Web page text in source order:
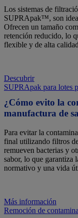
Los sistemas de
SUPRApak™, son
Ofrecen un tamaño
retención reducido, lo
flexible y de alta calidad
Descubrir
SUPRApak para lotes
¿Cómo evito la
manufactura de
Para evitar la
final utilizando filtros
remueven bacterias y
sabor, lo que garantiza
normativo y una vida
Más información
Remoción de